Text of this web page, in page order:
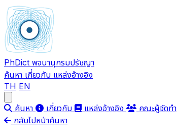
PhDict พจนานุกรมปรัชญา
ค้นหา เกี่ยวกับ แหล่งอ้างอิง
TH EN
ค้นหา เกี่ยวกับ แหล่งอ้างอิง
คณะผู้จัดทำ
กลับไปหน้าค้นหา